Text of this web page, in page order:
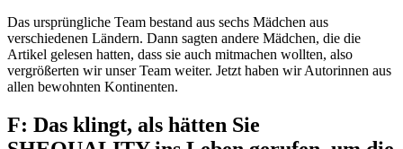
Das ursprüngliche Team bestand aus sechs Mädchen aus
verschiedenen Ländern. Dann sagten andere Mädchen, die die
Artikel gelesen hatten, dass sie auch mitmachen wollten, also
vergrößerten wir unser Team weiter. Jetzt haben wir Autorinnen aus
allen bewohnten Kontinenten.
F: Das klingt, als hätten Sie